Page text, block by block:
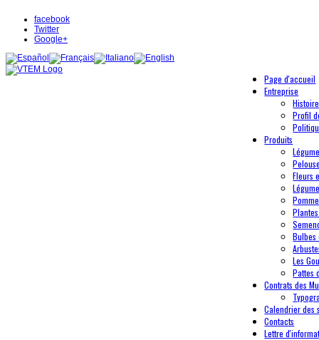
facebook
Twitter
Google+
Page d'accueil
Entreprise
Histoire
Profil
Produits
Fleurs
Bulbes
Les
Pattes
Contrats des
Calendrier des
Contacts
Lettre